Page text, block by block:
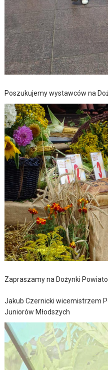
Poszukujemy wystawców na
Zapraszamy na Dożynki
Jakub Czernicki wicemistrzem
Juniorów Młodszych